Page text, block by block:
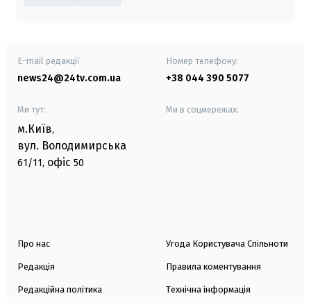
E-mail редакції
news24@24tv.com.ua
Номер телефону:
+38 044 390 5077
Ми тут:
м.Київ,
вул. Володимирська
61/11, офіс 50
Ми в соцмережах:
Про нас
Редакція
Редакційна політика
Угода Користувача Спільноти
Правила коментування
Технічна інформація